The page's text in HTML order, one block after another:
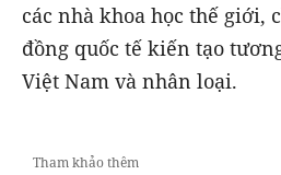
các nhà khoa học thế giới,
đồng quốc tế kiến tạo
Việt Nam và nhân loại.
Tham khảo thêm